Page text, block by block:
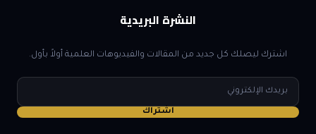
النشرة البريدية
اشترك ليصلك كل جديد من المقالات والفيديوهات العلمية أولاً بأول.
البريد
الإلكتروني
اشتراك